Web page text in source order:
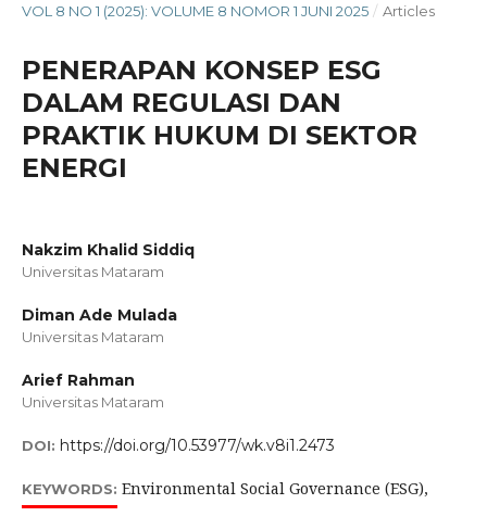
VOL 8 NO 1 (2025): VOLUME 8 NOMOR 1 JUNI 2025 / Articles
PENERAPAN KONSEP ESG
DALAM REGULASI DAN
PRAKTIK HUKUM DI SEKTOR
ENERGI
Nakzim Khalid Siddiq
Universitas Mataram
Diman Ade Mulada
Universitas Mataram
Arief Rahman
Universitas Mataram
DOI: https://doi.org/10.53977/wk.v8i1.2473
KEYWORDS: Environmental Social Governance (ESG),